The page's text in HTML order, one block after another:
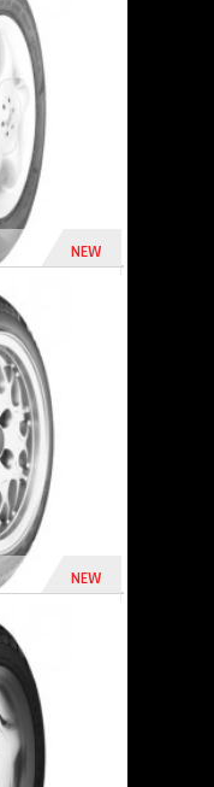
NEW
364 Dhs
NEW